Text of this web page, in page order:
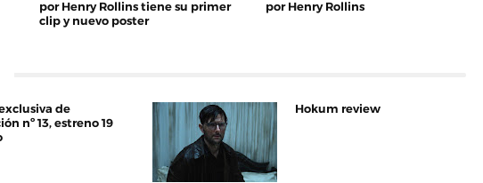
por Henry Rollins tiene su primer
clip y nuevo poster
por Henry Rollins
de
nº 13, estreno 19
Hokum review